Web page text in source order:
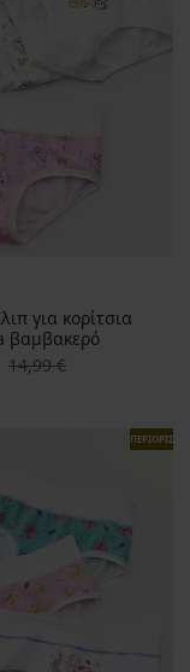
για κορίτσια
βαμβακερό
Αρχική τιμή
14,99 €